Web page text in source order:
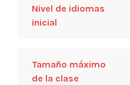
Nivel de idiomas
inicial
Tamaño máximo
de la clase